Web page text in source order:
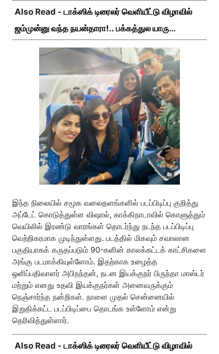
Also Read - டாக்ஸிக் டிரைலர் வெளியீட்டு விழாவில்
ஜம்முன்னு வந்த நயன்தாரா!.. பக்கத்துல யாரு
பாருங்க!..
இந்த நிலையில் சமூக வலைதளங்களில் படப்பிடிப்பு குறித்து
அப்டேட் கொடுத்துள்ள விஷால், காக்கிநாடாவில் கொளுத்தும்
வெயிலில் இரண்டு வாரங்கள் தொடர்ந்து நடந்த படப்பிடிப்பு
வெற்றிகரமாக முடிந்துள்ளது. படத்தில் மிகவும் சவாலான
பகுதியாகக் கருதப்படும் 90-களின் காலக்கட்டக் காட்சிகளை
அங்கு படமாக்கியுள்ளோம். இதற்காக உழைத்த
ஒளிப்பதிவாளர் அபிநந்தன், நடன இயக்குநர் பிருந்தா மாஸ்டர்
மற்றும் எனது உதவி இயக்குநர்கள் அனைவருக்கும்
நெஞ்சார்ந்த நன்றிகள். நாளை முதல் சென்னையில்
இறுதிக்கட்ட படப்பிடிப்பை தொடங்க உள்ளோம் என்று
தெரிவித்துள்ளார்.
Also Read - டாக்ஸிக் டிரைலர் வெளியீட்டு விழாவில்